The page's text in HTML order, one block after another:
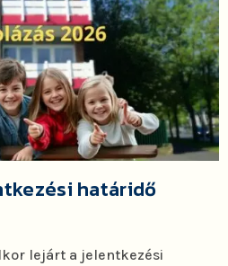
határidő
lejárt a jelentkezési